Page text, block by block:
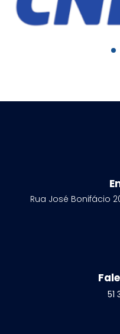
Rua José Bonifácio
51